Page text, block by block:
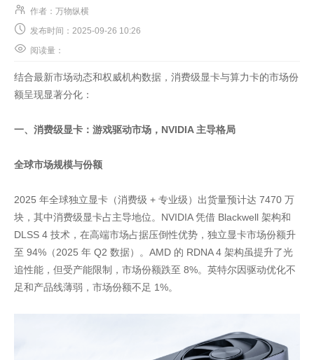
 作者：万物纵横
 发布时间：2025-09-26 10:26
 阅读量：
结合最新市场动态和权威机构数据，消费级显卡与算力卡的市场份
额呈现显著分化：
一、消费级显卡：游戏驱动市场，NVIDIA 主导格局
全球市场规模与份额
2025 年全球独立显卡（消费级 + 专业级）出货量预计达 7470 万
块，其中消费级显卡占主导地位。NVIDIA 凭借 Blackwell 架构和
DLSS 4 技术，在高端市场占据压倒性优势，独立显卡市场份额升
至 94%（2025 年 Q2 数据）。AMD 的 RDNA 4 架构虽提升了光
追性能，但受产能限制，市场份额跌至 8%。英特尔因驱动优化不
足和产品线薄弱，市场份额不足 1%。